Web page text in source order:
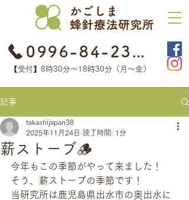
0996-84-2368
【受付】8時30分​〜18時30分（月〜金）
記事
薪ストーブ🪵
takashijapan38
2025年11月24日 読了時間: 1分
今年もこの季節がやって来ました！
そう、薪ストーブの季節です！
当研究所は鹿児島県出水市の奥出水に